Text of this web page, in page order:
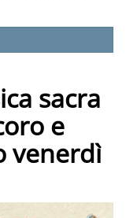
sacra
e
venerdì